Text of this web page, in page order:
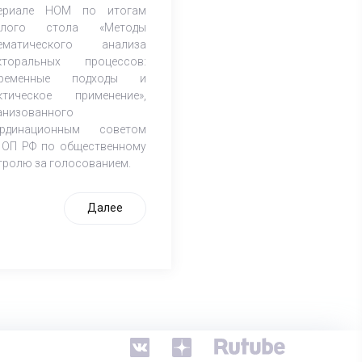
НОМ по итогам
стола «Методы
анализа
процессов:
подходы и
применение»,
советом
ОП РФ по общественному
за голосованием.
Далее